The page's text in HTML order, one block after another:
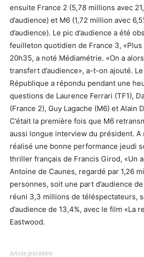
ensuite France 2 (5,78 millions avec
d’audience) et M6 (1,72 million avec
d’audience). Le pic d’audience a été
feuilleton quotidien de France 3, «Plus
20h35, a noté Médiamétrie. «On a
transfert d’audience», a-t-on ajouté.
République a répondu pendant une
questions de Laurence Ferrari (TF1),
(France 2), Guy Lagache (M6) et Alain
C’était la première fois que M6
aussi longue interview du président. A
réalisé une bonne performance jeudi
thriller français de Francis Girod, «Un
Antoine de Caunes, regardé par 1,26
personnes, soit une part d’audience
réuni 3,3 millions de téléspectateurs,
d’audience de 13,4%, avec le film «La
Eastwood.
Article précédent